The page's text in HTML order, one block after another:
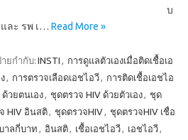
บ
ละ รพ เ… Read More »
ยกำกับ: INSTI , การดูแลตัวเองเมื่อติดเชื้อเอ
, การตรวจเลือดเอชไอวี, การติดเชื้อเอชไอ
วยตนเอง, ชุดตรวจ HIV ด้วยตัวเอง, ชุด
HIV อินสติ, ชุดตรวจHIV, ชุดตรวจHIV เชื่อ
าลกี่บาท , อินสติ, เชื้อเอชไอวี, เอชไอวี,